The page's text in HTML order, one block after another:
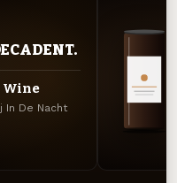
Wine
In De Nacht